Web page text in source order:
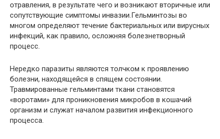
отравления, в результате чего и возникают вторичные или
сопутствующие симптомы инвазии.Гельминтозы во
многом определяют течение бактериальных или вирусных
инфекций, как правило, осложняя болезнетворный
процесс.
Нередко паразиты являются толчком к проявлению
болезни, находящейся в спящем состоянии.
Травмированные гельминтами ткани становятся
«воротами» для проникновения микробов в кошачий
организм и служат началом развития инфекционного
процесса.